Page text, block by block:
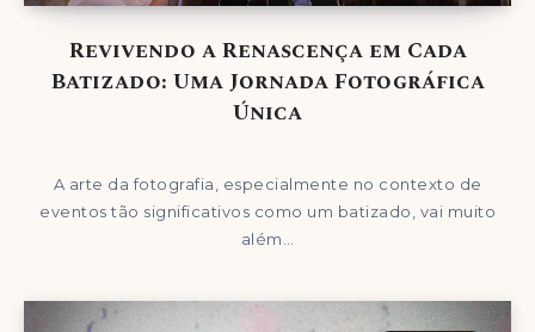
Revivendo a Renascença em Cada
Batizado: Uma Jornada Fotográfica
Única
A arte da fotografia, especialmente no contexto de
eventos tão significativos como um batizado, vai muito
além…